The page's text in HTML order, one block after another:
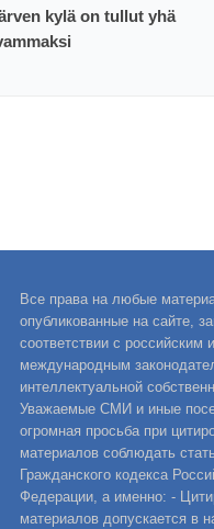
kylä on tullut yhä
Все права на любые
опубликованные на сайте,
соответствии с российским и
международным
интеллектуальной
Уважаемые СМИ и иные
огромная просьба при
материалов соблюдать
Гражданского кодекса
Федерации, а именно: -
материалов допускается в